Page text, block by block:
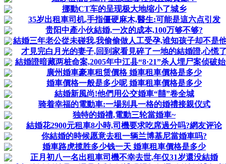
挪動CT车的呈现极大地缩小了城乡
35岁出租車司机,手指僵硬麻木,醫生:可能是這六点引发
贵阳中產小伙結婚,一次的成本,100万够不够?
結婚三年老公從未碰我,我偷偷做人工受孕,谁知孩子却不是
才見完白月光的妻子,回到家看見碎了一地的結婚證,心慌
結婚證暗藏两桩命案,2005年中江县“8·21”杀人埋尸案侦破
廣州婚車豪車租赁價格 婚車租車價格是多少
婚車價格一般是多少呢 婚車租車價格是多少
結婚新風尚!他們用公交婚車“囍”卷全城
骑着幸福的電動車:一場别具一格的婚禮接親仪式
独特的婚禮,電動三轮當婚車~
結婚花2900元租車8小時,司機要求吃席過分吗?網友评论
你結婚的時候愿意去租一辆兰博基尼當婚車吗?
婚車路虎揽胜多少钱一天 婚車租車價格是多少
正月初八一名出租車司機不幸去世,年仅31岁還没結婚